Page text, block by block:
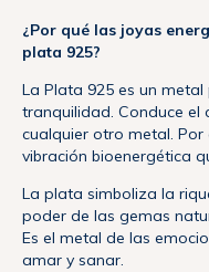
¿Por qué las joyas
plata 925?
La Plata 925 es un
tranquilidad. Conduce el
cualquier otro metal.
vibración bioenergética
La plata simboliza la
poder de las gemas
Es el metal de las
amar y sanar.